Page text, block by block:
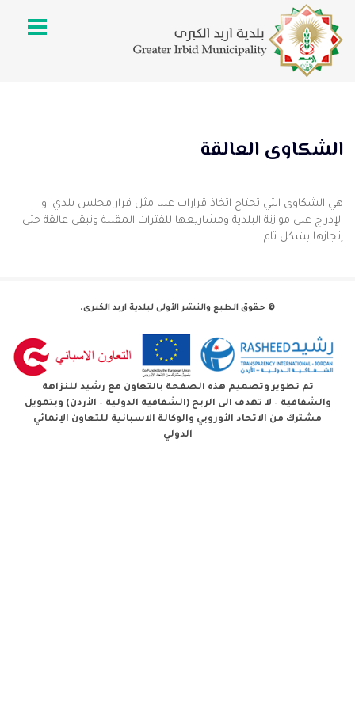
الشكاوى العالقة
هي الشكاوى التي تحتاج اتخاذ قرارات عليا مثل قرار مجلس بلدي او
الإدراج على موازنة البلدية ومشاريعها للفترات المقبلة وتبقى عالقة حتى
إنجازها بشكل تام.
© حقوق الطبع والنشر الأولى لبلدية اربد الكبرى.
تم تطوير وتصميم هذه الصفحة بالتعاون مع رشيد للنزاهة
والشفافية – لا تهدف الى الربح (الشفافية الدولية – الأردن) وبتمويل
مشترك من الاتحاد الأوروبي والوكالة الاسبانية للتعاون الإنمائي
الدولي